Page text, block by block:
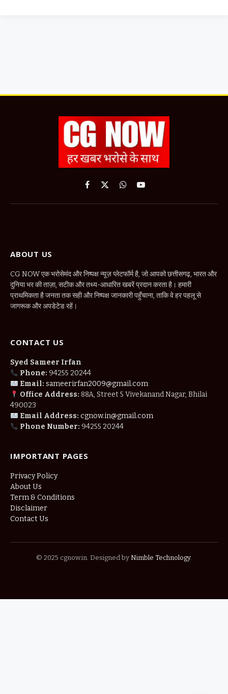
Facebook
X
WhatsApp
YouTube
ABOUT US
CG NOW एक भरोसेमंद और निष्पक्ष न्यूज़ प्लेटफॉर्म है, जो आपको छत्तीसगढ़, भारत और
दुनिया भर की ताज़ा, सटीक और तथ्य-आधारित खबरें प्रदान करता है। हमारी
प्राथमिकता है जनता तक सही और निष्पक्ष जानकारी पहुँचाना, ताकि वे हर पहलू से
जागरूक और अपडेटेड रहें।
CONTACT US
Syed Sameer Irfan
Phone: 94255 20244
Email: sameerirfan2009@gmail.com
Office Address: 88A, Street 5 Vivekanand Nagar, Bhilai
490023
Email Address: cgnow.in@gmail.com
Phone Number: 94255 20244
IMPORTANT PAGES
Privacy Policy
About Us
Term & Conditions
Disclaimer
Contact Us
© 2025 cgnow.in. Designed by Nimble Technology.